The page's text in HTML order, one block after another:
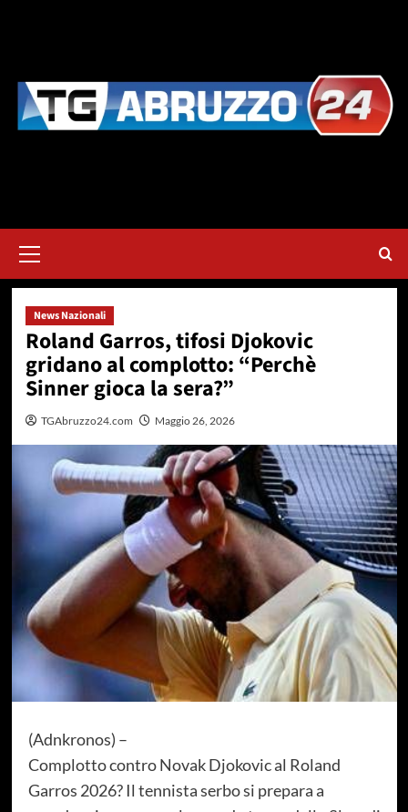
principale
News Nazionali
Roland Garros, tifosi Djokovic
gridano al complotto: “Perchè
Sinner gioca la sera?”
TGAbruzzo24.com Maggio 26, 2026
(Adnkronos) –
Complotto contro Novak Djokovic al Roland
Garros 2026? Il tennista serbo si prepara a